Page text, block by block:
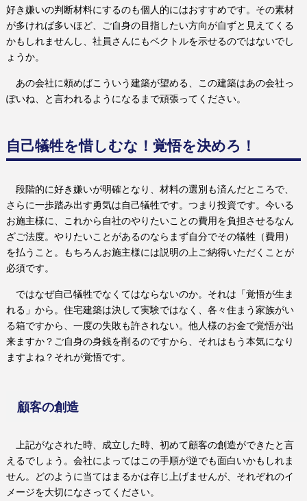
好き嫌いの判断材料にするのも個人的にはおすすめです。その素材
が多ければ多いほど、ご自身の目指したい方向が自ずと見えてくる
かもしれませんし、社員さんにもベクトルを示せるのではないでし
ょうか。
あの会社に頼めばこういう建築が望める、この建築はあの会社っ
ぽいね、と言われるようになるまで頑張ってください。
自己犠牲を惜しむな！覚悟を決めろ！
段階的に好き嫌いが明確となり、材料の選別も済んだところで、
さらに一歩踏み出す勇気は自己犠牲です。つまり投資です。今いる
お施主様に、これから自社のやりたいことの費用を負担させるなん
ざご法度。やりたいことがあるのならまず自分でその犠牲（費用）
を払うこと。もちろんお施主様には説明の上ご納得いただくことが
必須です。
ではなぜ自己犠牲でなくてはならないのか。それは「覚悟が生ま
れる」から。住宅建築は決して実験ではなく、各々住まう家族がい
る箱ですから、一度の失敗も許されない。他人様のお金で覚悟が出
来ますか？ご自身の身銭を削るのですから、それはもう本気になり
ますよね？それが覚悟です。
顧客の創造
上記がなされた時、成立した時、初めて顧客の創造ができたと言
えるでしょう。会社によってはこの手順が逆でも面白いかもしれま
せん。どのように当てはまるかは存じ上げませんが、それぞれのイ
メージを大切になさってください。